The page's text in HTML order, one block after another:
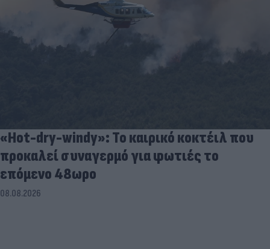
«Hot-dry-windy»: Το καιρικό κοκτέιλ που
προκαλεί συναγερμό για φωτιές το
επόμενο 48ωρο
08.08.2026